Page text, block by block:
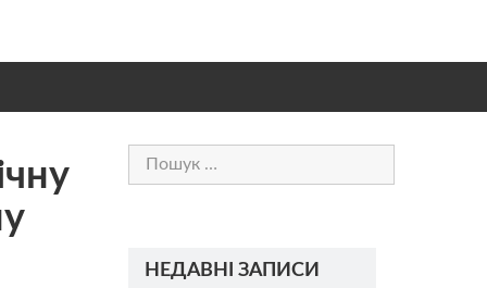
Пошук:
НЕДАВНІ ЗАПИСИ